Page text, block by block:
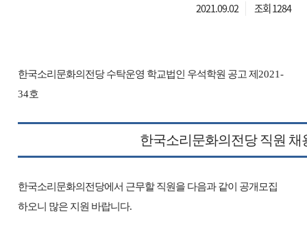
2021.09.02 조회 1284
한국소리문화의전당 수탁운영 학교법인 우석학원 공고 제 2021-
34호
한국소리문화의전당 직원 채
한국소리문화의전당에서 근무할 직원을 다음과 같이 공개모집
하오니 많은 지원 바랍니다.